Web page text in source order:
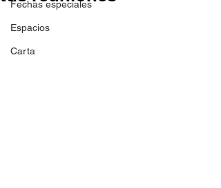
Fechas especiales
Espacios
Carta